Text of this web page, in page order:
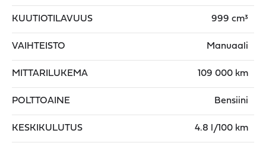
KUUTIOTILAVUUS 999 cm³
VAIHTEISTO Manuaali
MITTARILUKEMA 109 000 km
POLTTOAINE Bensiini
KESKIKULUTUS 4.8 l/100 km